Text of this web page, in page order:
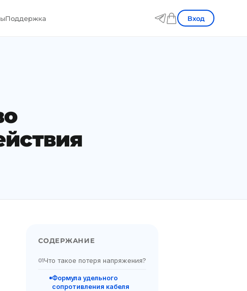
Поддержка Вход
СОДЕРЖАНИЕ
01Что такое потеря напряжения?
Формула удельного
сопротивления кабеля